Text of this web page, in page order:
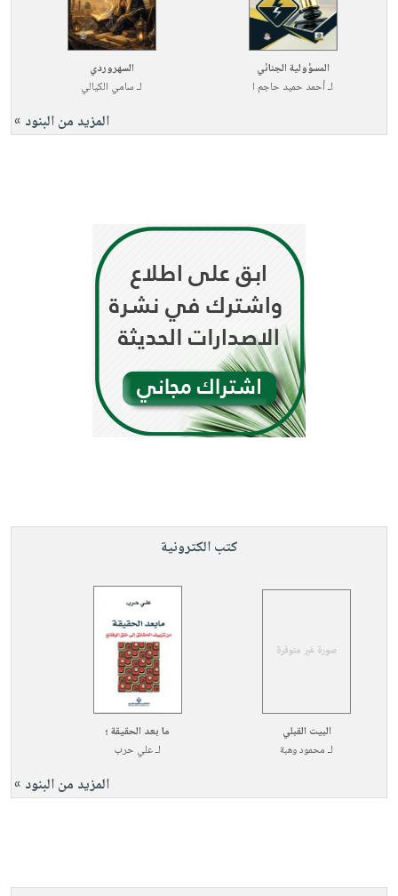
المسؤولية الجنائي
لـأحمد حميد حاجم ا
السهروردي
لـسامي الكيالي
المزيد من البنود »
كتب الكترونية
البيت القبلي
لـمحمود وهبة
ما بعد الحقيقة ؛
لـعلي حرب
المزيد من البنود »